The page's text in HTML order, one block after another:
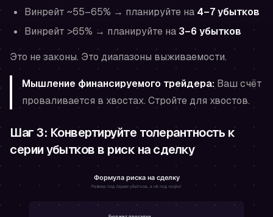
Винрейт ~55–65% → планируйте на4–7 убытков
Винрейт >65% → планируйте на3–6 убытков
Это не законы. Это диапазоны выживаемости.
Мышление финансируемого трейдера: Ваш счёт
проваливается в хвостах. Стройте для хвостов.
Шаг 3: Конвертируйте толерантность к
серии убытков в риск на сделку